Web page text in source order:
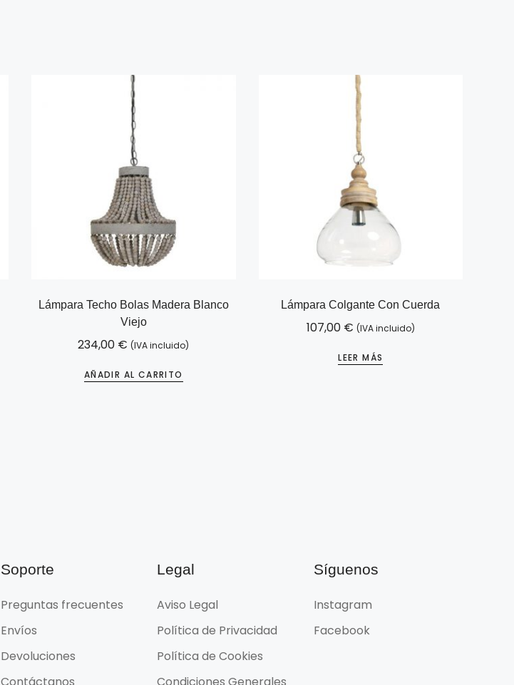
Lámpara Techo Bolas Madera Blanco
Viejo
234,00 € (IVA incluido)
AÑADIR AL CARRITO
Lámpara Colgante Con Cuerda
107,00 € (IVA incluido)
LEER MÁS
Soporte
Preguntas frecuentes
Envíos
Devoluciones
Contáctanos
Legal
Aviso Legal
Política de Privacidad
Política de Cookies
Condiciones Generales
Síguenos
Instagram
Facebook